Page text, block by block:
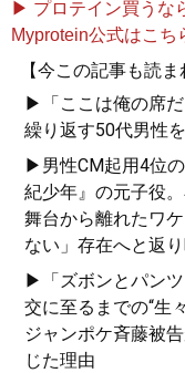
▶ プロテイン買うな
Myprotein公式はこち
【今この記事も読ま
▶「ここは俺の席
繰り返す50代男性
▶男性CM起用4位
紀少年』の元子役
舞台から離れたワ
ない」存在へと返
▶「ズボンとパン
交に至るまでの“生
ジャンポケ斉藤被
じた理由